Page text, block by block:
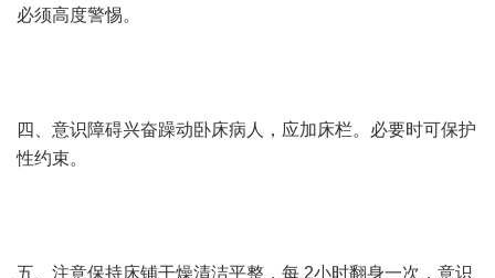
必须高度警惕。
四、意识障碍兴奋躁动卧床病人，应加床栏。必要时可保护
性约束。
五、注意保持床铺干燥清洁平整，每 2小时翻身一次，意识